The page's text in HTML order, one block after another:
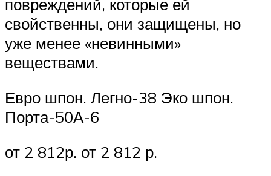
повреждений, которые ей
свойственны, они защищены, но
уже менее «невинными»
веществами.
Евро шпон. Легно-38 Эко шпон.
Порта-50А-6
от 2 812р. от 2 812 р.